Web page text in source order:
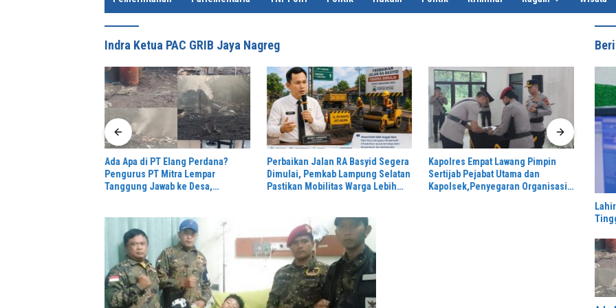
e
Indra Ketua PAC GRIB Jaya Nagreg
Ada Apa di PT Elang Perdana?
Pengurus PT Mitra Lempar
Tanggung Jawab ke Desa,
Perbaikan Jalan RA Basyid Segera
Dimulai, Pemkab Lampung Selatan
Pastikan Mobilitas Warga Lebih
Kapolres Empat Lawang Pimpin
Sertijab Pejabat Utama dan
Kapolsek,Penyegaran Organisasi
2045